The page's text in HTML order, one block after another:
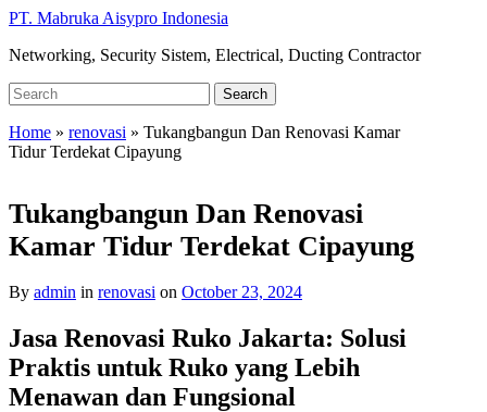
Skip
main
PT. Mabruka Aisypro Indonesia
Networking, Security Sistem, Electrical, Ducting Contractor
Search
for:
Search
Home » renovasi » Tukangbangun Dan Renovasi Kamar
Tidur Terdekat Cipayung
Tukangbangun Dan Renovasi
Kamar Tidur Terdekat Cipayung
By admin in renovasi on October 23, 2024
Jasa Renovasi Ruko Jakarta: Solusi
Praktis untuk Ruko yang Lebih
Menawan dan Fungsional